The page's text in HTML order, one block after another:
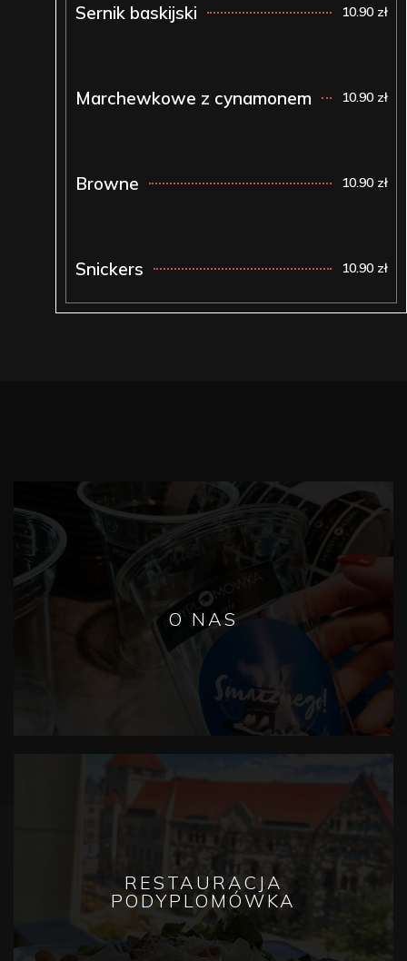
Sernik baskijski 10.90 zł
Marchewkowe z cynamonem 10.90 zł
Browne 10.90 zł
Snickers 10.90 zł
RESTAURACJA
PODYPLOMÓWKA
O NAS
SPRAWDŹ